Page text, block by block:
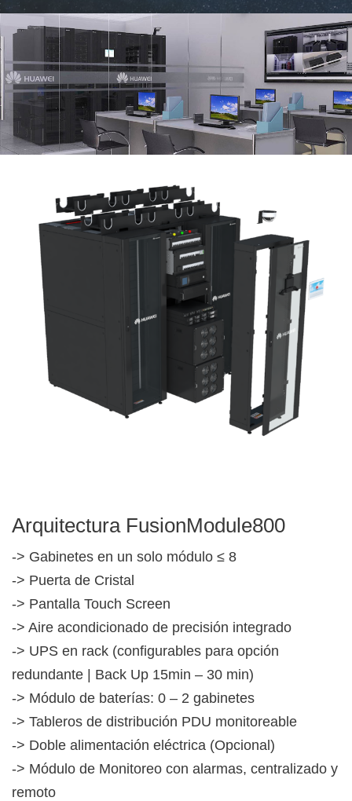
Arquitectura FusionModule800
-> Gabinetes en un solo módulo ≤ 8
-> Puerta de Cristal
-> Pantalla Touch Screen
-> Aire acondicionado de precisión integrado
-> UPS en rack (configurables para opción
redundante | Back Up 15min – 30 min)
-> Módulo de baterías: 0 – 2 gabinetes
-> Tableros de distribución PDU monitoreable
-> Doble alimentación eléctrica (Opcional)
-> Módulo de Monitoreo con alarmas, centralizado y
remoto